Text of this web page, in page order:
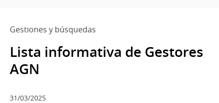
Gestiones y búsquedas
Lista informativa de Gestores
AGN
31/03/2025